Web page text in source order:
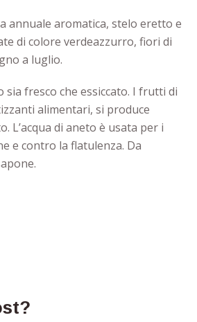
annuale aromatica, stelo eretto e
di colore verdeazzurro, fiori di
a luglio.
sia fresco che essiccato. I frutti di
alimentari, si produce
L’acqua di aneto è usata per i
e contro la flatulenza. Da